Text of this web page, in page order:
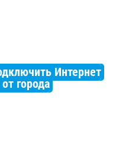
Интернет
города